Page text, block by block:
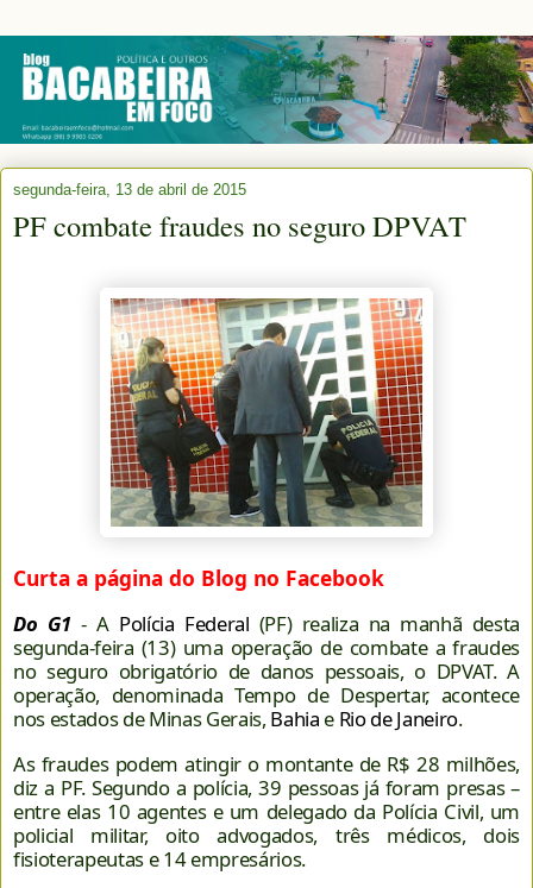
segunda-feira, 13 de abril de 2015
PF combate fraudes no seguro DPVAT
Curta a página do Blog no Facebook
Do G1 - A Polícia Federal (PF) realiza na manhã desta
segunda-feira (13) uma operação de combate a fraudes
no seguro obrigatório de danos pessoais, o DPVAT. A
operação, denominada Tempo de Despertar, acontece
nos estados de Minas Gerais, Bahia e Rio de Janeiro.
As fraudes podem atingir o montante de R$ 28 milhões,
diz a PF. Segundo a polícia, 39 pessoas já foram presas –
entre elas 10 agentes e um delegado da Polícia Civil, um
policial militar, oito advogados, três médicos, dois
fisioterapeutas e 14 empresários.